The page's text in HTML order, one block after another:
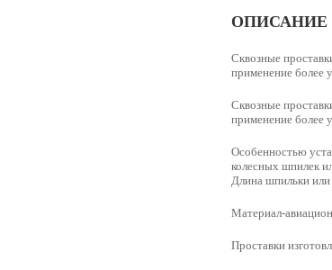
ОПИСАНИЕ
Сквозные
применение более
Сквозные
применение более
Особенностью
колесных шпилек
Длина шпильки или
Материал-
Проставки